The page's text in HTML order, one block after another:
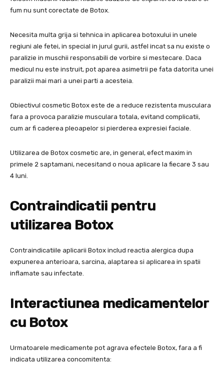
fum nu sunt corectate de Botox.
Necesita multa grija si tehnica in aplicarea botoxului in unele
regiuni ale fetei, in special in jurul gurii, astfel incat sa nu existe o
paralizie in muschii responsabili de vorbire si mestecare. Daca
medicul nu este instruit, pot aparea asimetrii pe fata datorita unei
paralizii mai mari a unei parti a acesteia.
Obiectivul cosmetic Botox este de a reduce rezistenta musculara
fara a provoca paralizie musculara totala, evitand complicatii,
cum ar fi caderea pleoapelor si pierderea expresiei faciale.
Utilizarea de Botox cosmetic are, in general, efect maxim in
primele 2 saptamani, necesitand o noua aplicare la fiecare 3 sau
4 luni.
Contraindicatii pentru
utilizarea Botox
Contraindicatiile aplicarii Botox includ reactia alergica dupa
expunerea anterioara, sarcina, alaptarea si aplicarea in spatii
inflamate sau infectate.
Interactiunea medicamentelor
cu Botox
Urmatoarele medicamente pot agrava efectele Botox, fara a fi
indicata utilizarea concomitenta: